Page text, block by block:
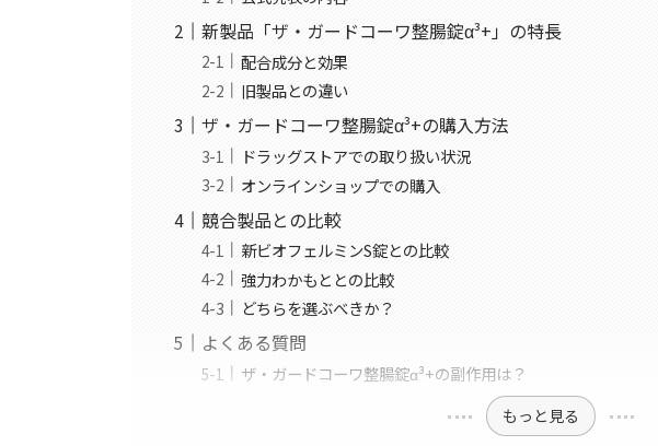
新製品「ザ・ガードコーワ整腸錠α³+」の特長
配合成分と効果
旧製品との違い
ザ・ガードコーワ整腸錠α³+の購入方法
ドラッグストアでの取り扱い状況
オンラインショップでの購入
競合製品との比較
新ビオフェルミンS錠との比較
強力わかもととの比較
どちらを選ぶべきか？
よくある質問
ザ・ガードコーワ整腸錠α³+の副作用は？
もっと見る